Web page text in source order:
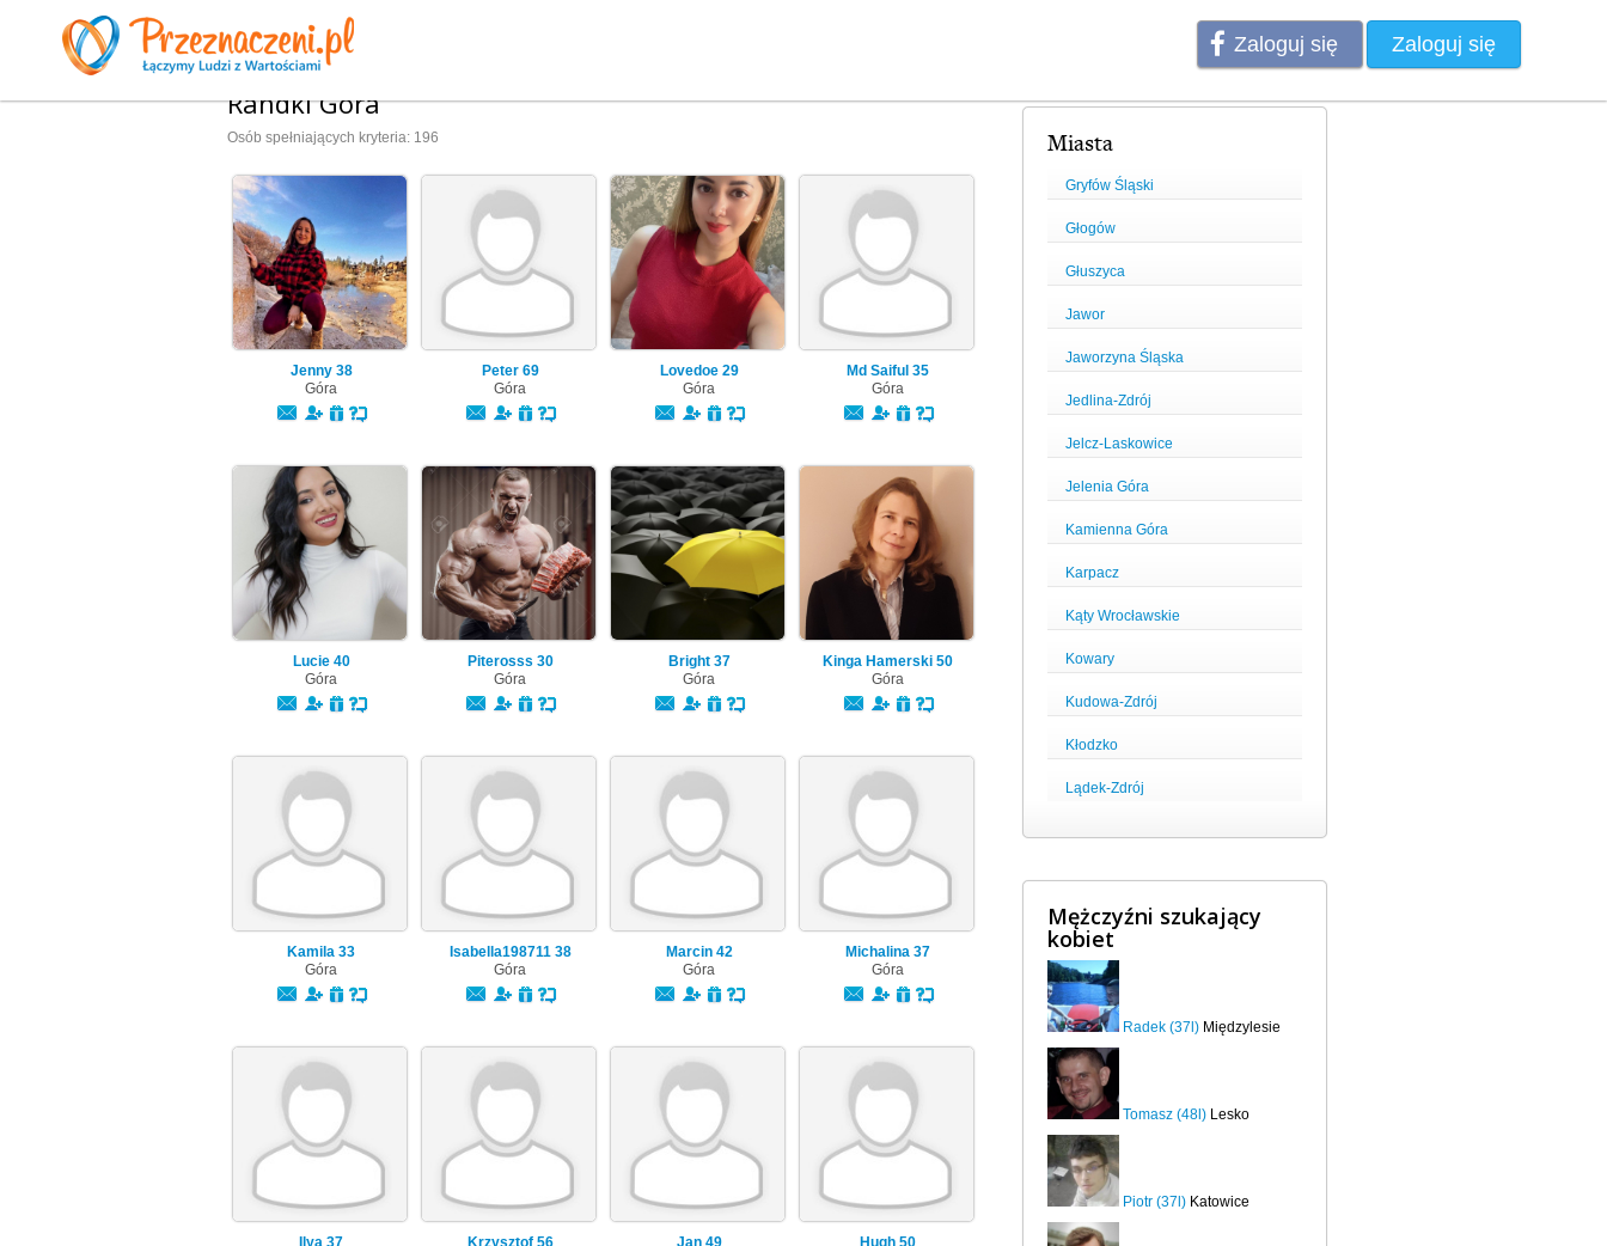
Zaloguj się Zaloguj się
Randki Góra
Osób spełniających kryteria: 196
Jenny 38
Góra
Peter 69
Góra
Lovedoe 29
Góra
Md Saiful 35
Góra
Lucie 40
Góra
Piterosss 30
Góra
Bright 37
Góra
Kinga Hamerski 50
Góra
Kamila 33
Góra
Isabella198711 38
Góra
Marcin 42
Góra
Michalina 37
Góra
Ilya 37
Krzysztof 56
Jan 49
Hugh 50
Miasta
Gryfów Śląski
Głogów
Głuszyca
Jawor
Jaworzyna Śląska
Jedlina-Zdrój
Jelcz-Laskowice
Jelenia Góra
Kamienna Góra
Karpacz
Kąty Wrocławskie
Kowary
Kudowa-Zdrój
Kłodzko
Lądek-Zdrój
Mężczyźni szukający
kobiet
Radek (37l) Międzylesie
Tomasz (48l) Lesko
Piotr (37l) Katowice